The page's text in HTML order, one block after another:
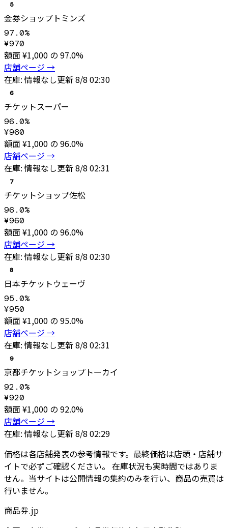
5
金券ショップトミンズ
97.0%
¥970
額面 ¥1,000 の 97.0%
店舗ページ →
在庫: 情報なし更新 8/8 02:30
6
チケットスーパー
96.0%
¥960
額面 ¥1,000 の 96.0%
店舗ページ →
在庫: 情報なし更新 8/8 02:31
7
チケットショップ佐松
96.0%
¥960
額面 ¥1,000 の 96.0%
店舗ページ →
在庫: 情報なし更新 8/8 02:30
8
日本チケットウェーヴ
95.0%
¥950
額面 ¥1,000 の 95.0%
店舗ページ →
在庫: 情報なし更新 8/8 02:31
9
京都チケットショップトーカイ
92.0%
¥920
額面 ¥1,000 の 92.0%
店舗ページ →
在庫: 情報なし更新 8/8 02:29
価格は各店舗発表の参考情報です。最終価格は店頭・店舗サ
イトで必ずご確認ください。 在庫状況も実時間ではありま
せん。当サイトは公開情報の集約のみを行い、商品の売買は
行いません。
商品券.jp